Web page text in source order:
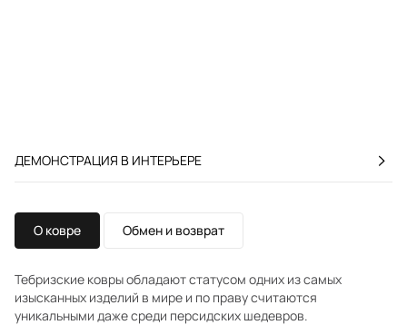
ДЕМОНСТРАЦИЯ В ИНТЕРЬЕРЕ
О ковре Обмен и возврат
Тебризские ковры обладают статусом одних из самых
изысканных изделий в мире и по праву считаются
уникальными даже среди персидских шедевров.